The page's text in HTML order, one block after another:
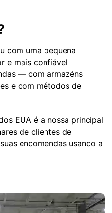
com uma pequena
e mais confiável
— com armazéns
e com métodos de
EUA é a nossa principal
de clientes de
encomendas usando a